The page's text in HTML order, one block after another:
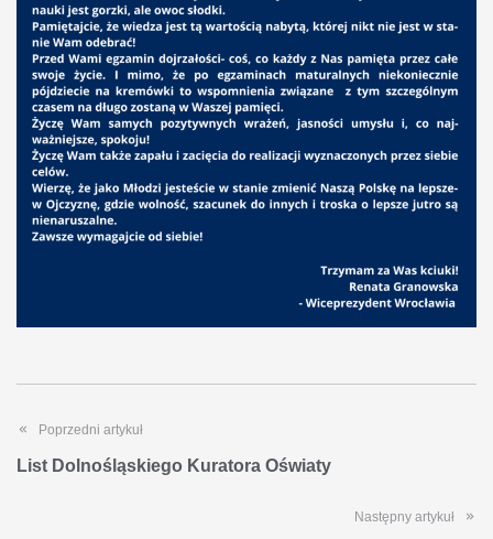
Poprzedni artykuł
List Dolnośląskiego Kuratora Oświaty
Następny artykuł